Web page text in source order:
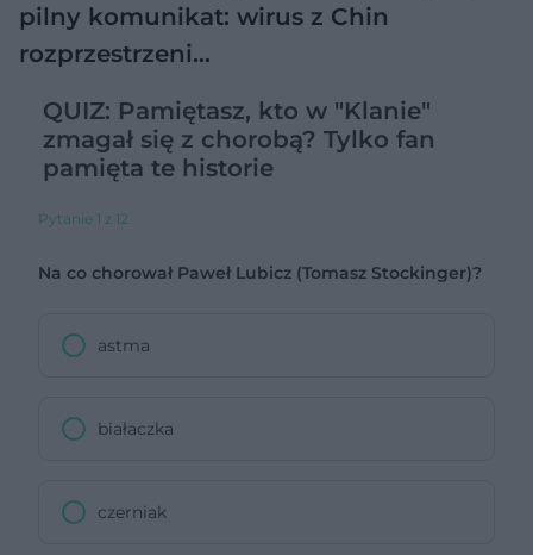
pilny komunikat: wirus z Chin
rozprzestrzeni…
QUIZ: Pamiętasz, kto w "Klanie"
zmagał się z chorobą? Tylko fan
pamięta te historie
Pytanie 1 z 12
Na co chorował Paweł Lubicz (Tomasz Stockinger)?
astma
białaczka
czerniak